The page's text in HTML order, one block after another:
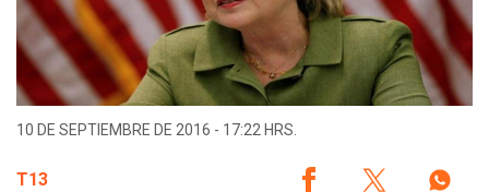
10 DE SEPTIEMBRE DE 2016 - 17:22 HRS.
T13